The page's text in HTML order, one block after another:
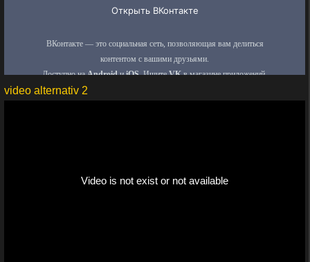
video alternativ 2